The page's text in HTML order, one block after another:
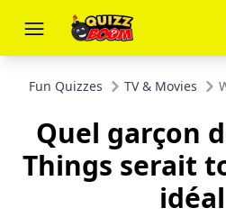
Fun Quizzes TV & Movies
Quel garçon
Things serait